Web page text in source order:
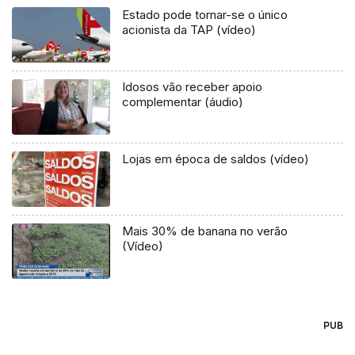
Estado pode tornar-se o único
acionista da TAP (vídeo)
Idosos vão receber apoio
complementar (áudio)
Lojas em época de saldos (vídeo)
Mais 30% de banana no verão
(Vídeo)
PUB